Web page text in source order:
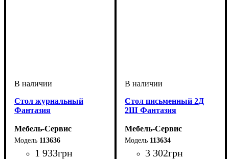
Cтол журнальный
Фантазия
Мебель-Сервис
113636
1 933грн
Стол письменный 2Д
2Ш Фантазия
Мебель-Сервис
113634
3 302грн